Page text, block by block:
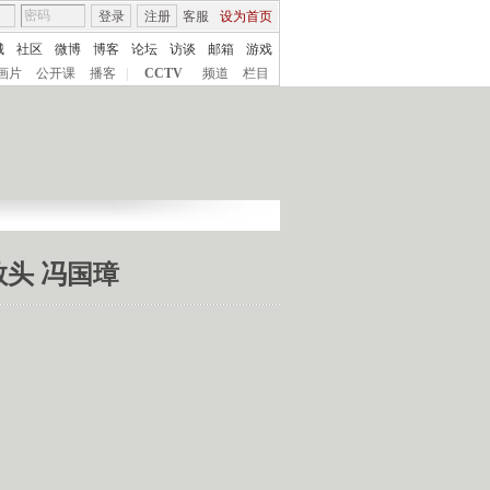
客服 设为首页
登录 注册
社区 微博 博客 论坛 访谈 邮箱
游戏
片
公开课 播客 CCTV 频道 栏目
冯国璋